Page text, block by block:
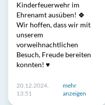
Kinderfeuerwehr im
Ehrenamt ausüben! 🍀
Wir hoffen, dass wir mit
unserem
vorweihnachtlichen
Besuch, Freude bereiten
konnten! ♥️
20.12.2024,
13:51
mehr
anzeigen